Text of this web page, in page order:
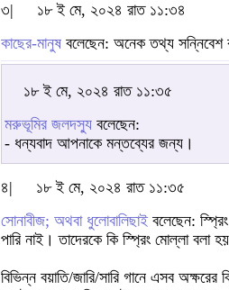
৩|
১৮ ই মে, ২০২৪ রাত ১১:৩৪
কাছের-মানুষ বলেছেন: অনেক তথ্য সন্নিবেশ
১৮ ই মে, ২০২৪ রাত ১১:৩৫
মরুভূমির জলদস্যু বলেছেন:
- ধন্যবাদ আপনাকে মন্তব্যের জন্য।
৪|
১৮ ই মে, ২০২৪ রাত ১১:৩৫
সোনাবীজ; অথবা ধুলোবালিছাই বলেছেন:
পারি নাই। তাদেরকে কি স্প্রিং মোল্লা বলা
বিভিন্ন বয়াতি/জারি/সারি গানে এসব অক্ষরের